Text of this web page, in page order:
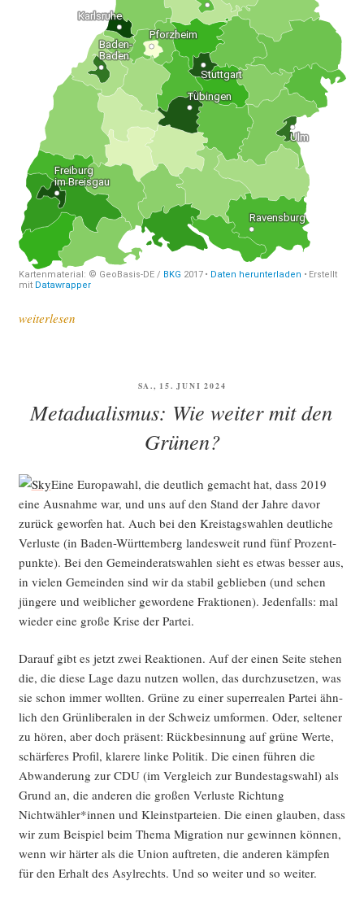
„Breis­
ein
die
Kom­
mu­
nal­
wahl­
er­
geb­
nis­
se“
weiterlesen
VERÖFFENTLICHT
SA., 15. JUNI 2024
Metadualismus: Wie weiter mit den
Grünen?
Eine Euro­pa­wahl, die deut­lich gemacht hat, dass 2019
eine Aus­nah­me war, und uns auf den Stand der Jah­re davor
zurück gewor­fen hat. Auch bei den Kreis­tags­wah­len deut­li­che
Ver­lus­te (in Baden-Würt­tem­berg lan­des­weit rund fünf Pro­zent­
punk­te). Bei den Gemein­de­rats­wah­len sieht es etwas bes­ser aus,
in vie­len Gemein­den sind wir da sta­bil geblie­ben (und sehen
jün­ge­re und weib­li­cher gewor­de­ne Frak­tio­nen). Jeden­falls: mal
wie­der eine gro­ße Kri­se der Partei.
Dar­auf gibt es jetzt zwei Reak­tio­nen. Auf der einen Sei­te ste­hen
die, die die­se Lage dazu nut­zen wol­len, das durch­zu­set­zen, was
sie schon immer woll­ten. Grü­ne zu einer super­rea­len Par­tei ähn­
lich den Grün­li­be­ra­len in der Schweiz umfor­men. Oder, sel­te­ner
zu hören, aber doch prä­sent: Rück­be­sin­nung auf grü­ne Wer­te,
schär­fe­res Pro­fil, kla­re­re lin­ke Poli­tik. Die einen füh­ren die
Abwan­de­rung zur CDU (im Ver­gleich zur Bun­des­tags­wahl) als
Grund an, die ande­ren die gro­ßen Ver­lus­te Rich­tung
Nichtwähler*innen und Kleinst­par­tei­en. Die einen glau­ben, dass
wir zum Bei­spiel beim The­ma Migra­ti­on nur gewin­nen kön­nen,
wenn wir här­ter als die Uni­on auf­tre­ten, die ande­ren kämp­fen
für den Erhalt des Asyl­rechts. Und so wei­ter und so weiter.